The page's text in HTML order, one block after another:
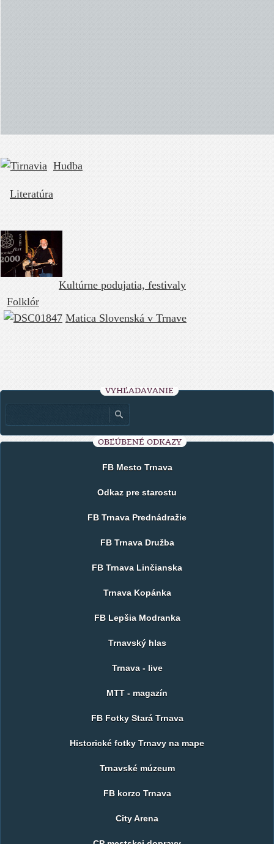
Hudba
Literatúra
Kultúrne podujatia, festivaly
Folklór
Matica Slovenská v Trnave
VYHĽADÁVANIE
OBĽÚBENÉ ODKAZY
FB Mesto Trnava
Odkaz pre starostu
FB Trnava Prednádražie
FB Trnava Družba
FB Trnava Linčianska
Trnava Kopánka
FB Lepšia Modranka
Trnavský hlas
Trnava - live
MTT - magazín
FB Fotky Stará Trnava
Historické fotky Trnavy na mape
Trnavské múzeum
FB korzo Trnava
City Arena